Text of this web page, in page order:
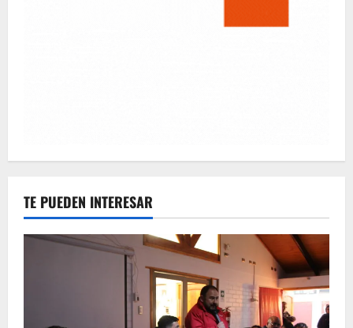
TE PUEDEN INTERESAR